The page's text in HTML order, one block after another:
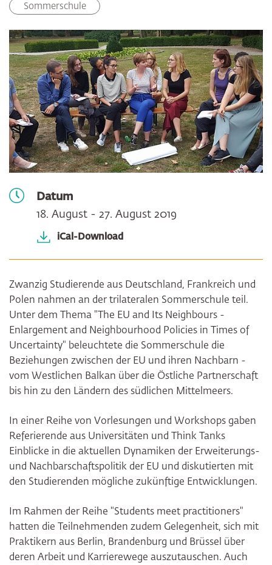
Sommerschule
Datum
18. August - 27. August 2019
iCal-Download
Zwanzig Studierende aus Deutschland, Frankreich und
Polen nahmen an der trilateralen Sommerschule teil.
Unter dem Thema "The EU and Its Neighbours -
Enlargement and Neighbourhood Policies in Times of
Uncertainty" beleuchtete die Sommerschule die
Beziehungen zwischen der EU und ihren Nachbarn -
vom Westlichen Balkan über die Östliche Partnerschaft
bis hin zu den Ländern des südlichen Mittelmeers.
In einer Reihe von Vorlesungen und Workshops gaben
Referierende aus Universitäten und Think Tanks
Einblicke in die aktuellen Dynamiken der Erweiterungs-
und Nachbarschaftspolitik der EU und diskutierten mit
den Studierenden mögliche zukünftige Entwicklungen.
Im Rahmen der Reihe "Students meet practitioners"
hatten die Teilnehmenden zudem Gelegenheit, sich mit
Praktikern aus Berlin, Brandenburg und Brüssel über
deren Arbeit und Karrierewege auszutauschen. Auch